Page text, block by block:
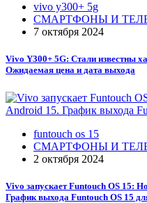
vivo y300+ 5g
СМАРТФОНЫ И
7 октября 2024
Vivo Y300+ 5G: Стали известны
Ожидаемая цена и дата выхода
funtouch os 15
СМАРТФОНЫ И
2 октября 2024
Vivo запускает Funtouch OS 15:
График выхода Funtouch OS 15